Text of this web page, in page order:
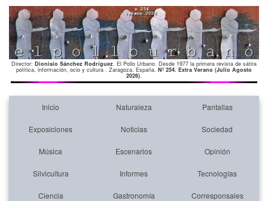
Director: Dionisio Sánchez Rodríguez. El Pollo Urbano. Desde 1977 la primera revista de sátira
política, información, ocio y cultura . Zaragoza. España. Nº 254. Extra Verano (Julio Agosto
2026).
Inicio Naturaleza Pantallas
Exposiciones Noticias Sociedad
Música Escenarios Opinión
Silvicultura Informes Tecnologías
Ciencia Gastronomía Corresponsales